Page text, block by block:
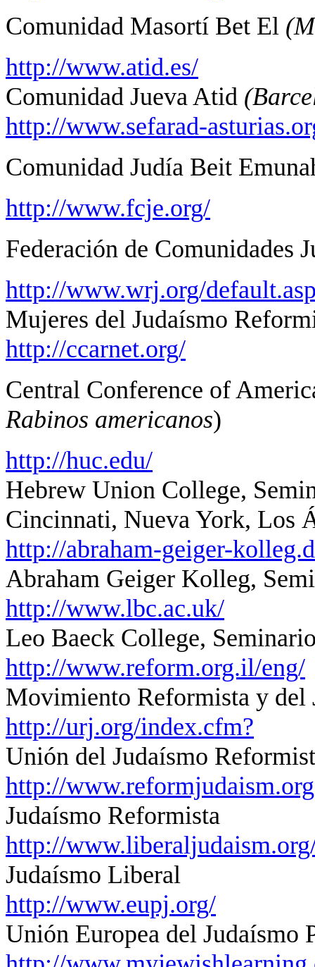
Comunidad Masortí Bet El
http://www.atid.es/
Comunidad Jueva Atid
http://www.sefarad-
Comunidad Judía Beit
http://www.fcje.org/
Federación de Comunidades
http://www.wrj.org/
Mujeres del Judaísmo
http://ccarnet.org/
Central Conference of
Rabinos americanos)
http://huc.edu/
Hebrew Union College,
Cincinnati, Nueva York, Los
http://abraham-geiger-
Abraham Geiger Kolleg,
http://www.lbc.ac.uk/
Leo Baeck College,
http://www.reform.org.il/eng/
Movimiento Reformista y del
http://urj.org/index.cfm?
Unión del Judaísmo
http://
Judaísmo Reformista
http://
Judaísmo Liberal
http://www.eupj.org/
Unión Europea del Judaísmo